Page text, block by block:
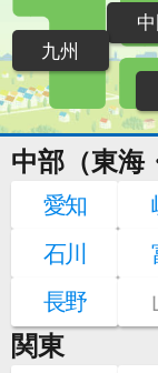
九州
中部（東海
愛知
石川
長野
関東